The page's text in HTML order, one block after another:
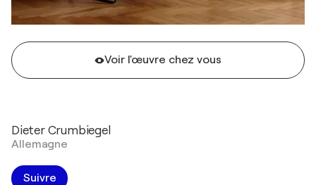
Voir l'œuvre chez vous
Dieter Crumbiegel
Allemagne
Suivre